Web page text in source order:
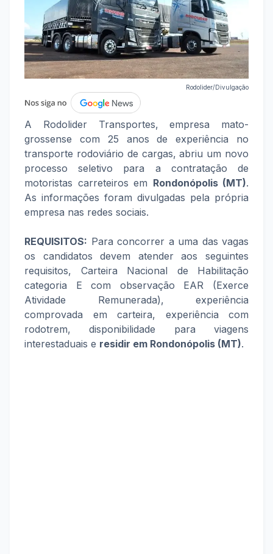
Rodolider/Divulgação
A Rodolider Transportes, empresa mato-
grossense com 25 anos de experiência no
transporte rodoviário de cargas, abriu um novo
processo seletivo para a contratação de
motoristas carreteiros em Rondonópolis (MT).
As informações foram divulgadas pela própria
empresa nas redes sociais.
REQUISITOS: Para concorrer a uma das vagas
os candidatos devem atender aos seguintes
requisitos, Carteira Nacional de Habilitação
categoria E com observação EAR (Exerce
Atividade Remunerada), experiência
comprovada em carteira, experiência com
rodotrem, disponibilidade para viagens
interestaduais e residir em Rondonópolis (MT).